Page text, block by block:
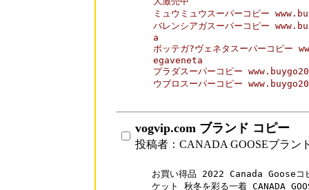
ミュウミュウスーパーコピー
バレンシアガスーパーコピー
a
ボッテガ?ヴェネタスーパーコピ
egaveneta
プラダスーパーコピー
ウブロスーパーコピー
vogvip.com ブランド コピー
投稿者：CANADA GOOSEブラン
お買い得品 2022 Canada Gooseコ
ケット 秋冬を彩る一着 CANADA